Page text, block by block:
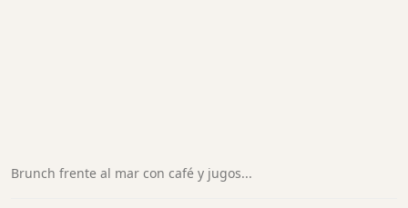
Brunch frente al mar con café y jugos...